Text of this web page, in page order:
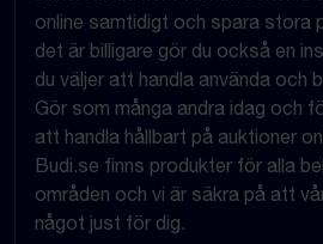
online samtidigt och spara stora
det är billigare gör du också en
du väljer att handla använda och
Gör som många andra idag och
att handla hållbart på auktioner
Budi.se finns produkter för alla
områden och vi är säkra på att
något just för dig.